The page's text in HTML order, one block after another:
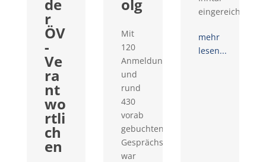
de
r
ÖV
-
Ve
ra
nt
wo
rtli
ch
en
olg
Mit
120
Anmeldungen
und
rund
430
vorab
gebuchten
Gesprächswünschen
war
eingereicht...
mehr
lesen...